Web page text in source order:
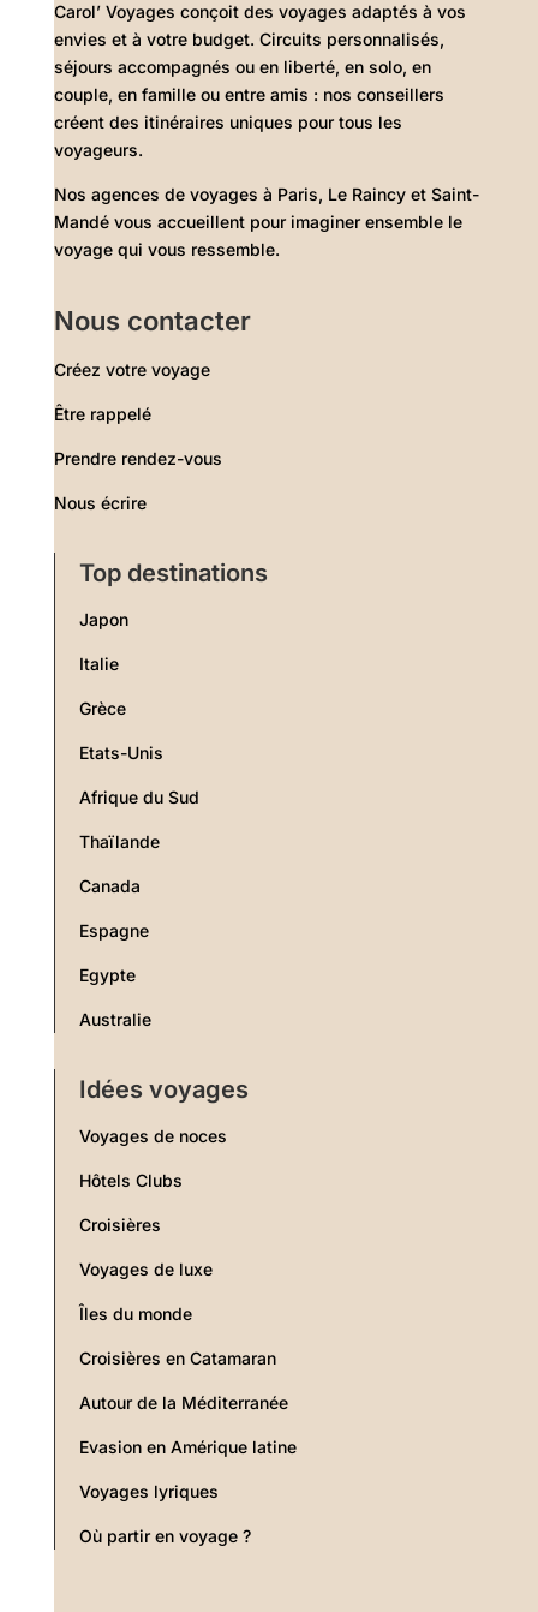
Carol’ Voyages conçoit des voyages adaptés à vos
envies et à votre budget. Circuits personnalisés,
séjours accompagnés ou en liberté, en solo, en
couple, en famille ou entre amis : nos conseillers
créent des itinéraires uniques pour tous les
voyageurs.
Nos agences de voyages à Paris, Le Raincy et Saint-
Mandé vous accueillent pour imaginer ensemble le
voyage qui vous ressemble.
Nous contacter
Créez votre voyage
Être rappelé
Prendre rendez-vous
Nous écrire
Top destinations
Japon
Italie
Grèce
Etats-Unis
Afrique du Sud
Thaïlande
Canada
Espagne
Egypte
Australie
Idées voyages
Voyages de noces
Hôtels Clubs
Croisières
Voyages de luxe
Îles du monde
Croisières en Catamaran
Autour de la Méditerranée
Evasion en Amérique latine
Voyages lyriques
Où partir en voyage ?